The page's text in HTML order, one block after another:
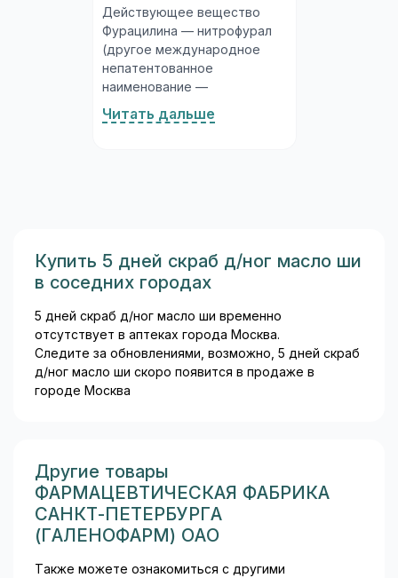
Действующее вещество
Фурацилина — нитрофурал
(другое международное
непатентованное
наименование —
нитрофуразон). Это
синтетическое
грамотрицательных
бактерий. Фурацилин
выпускается в нескольких
лекарственных формах: В
состав таблеток помимо
нитрофурала входят
вспомогательные вещества:
натрия хлорид и натрия
Читать дальше
Купить 5 дней скраб д/ног масло ши
в соседних городах
5 дней скраб д/ног масло ши временно
отсутствует в аптеках города Москва.
Следите за обновлениями, возможно, 5 дней скраб
д/ног масло ши скоро появится в продаже в
городе Москва
Другие товары
ФАРМАЦЕВТИЧЕСКАЯ ФАБРИКА
САНКТ-ПЕТЕРБУРГА
(ГАЛЕНОФАРМ) ОАО
Также можете ознакомиться с другими